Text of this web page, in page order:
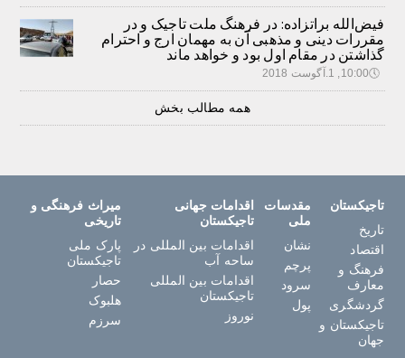
فیض‌الله براتزاده: در فرهنگ ملت تاجیک و در
مقررات دینی و مذهبی آن به مهمان ارج و احترام
گذاشتن در مقام اول بود و خواهد ماند
🕔10:00, 1.آگوست 2018
همه مطالب بخش
تاجیکستان
تاریخ
اقتصاد
فرهنگ و
معارف
گردشگری
تاجیکستان و
جهان
مقدسات
ملی
نشان
پرچم
سرود
پول
اقدامات جهانی
تاجیکستان
اقدامات بین المللی در
ساحه آب
اقدامات بین المللی
تاجیکستان
نوروز
میراث فرهنگی و
تاریخی
پارک ملی
تاجیکستان
حصار
هلبوک
سرزم